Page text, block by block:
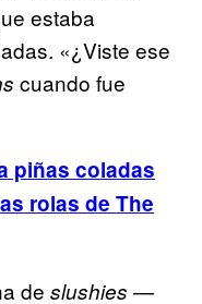
estaba
«¿Viste ese
cuando fue
piñas coladas
rolas de The
de slushies —